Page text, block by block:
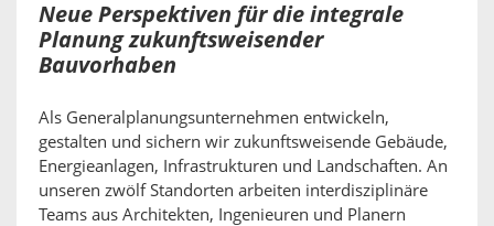
Neue Perspektiven für die integrale
Planung zukunftsweisender
Bauvorhaben
Als Generalplanungsunternehmen entwickeln,
gestalten und sichern wir zukunftsweisende Gebäude,
Energieanlagen, Infrastrukturen und Landschaften. An
unseren zwölf Standorten arbeiten interdisziplinäre
Teams aus Architekten, Ingenieuren und Planern